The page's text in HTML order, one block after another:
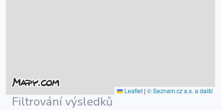
Leaflet | © Seznam.cz a.s. a další
Filtrování výsledků